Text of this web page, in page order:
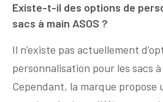
Existe-t-il des options de
sacs à main ASOS ?
Il n’existe pas actuellement
personnalisation pour les sacs à
Cependant, la marque propose